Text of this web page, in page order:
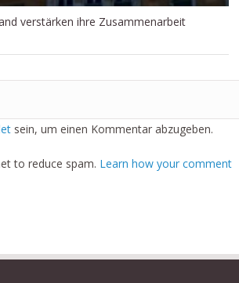
verstärken ihre Zusammenarbeit
sein, um einen Kommentar abzugeben.
to reduce spam. Learn how your comment